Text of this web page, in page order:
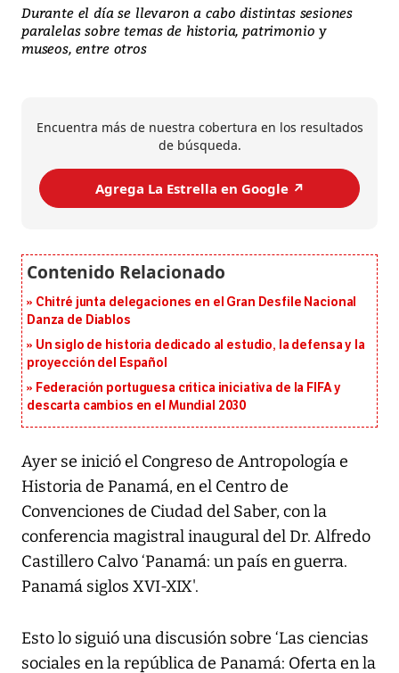
Durante el día se llevaron a cabo distintas sesiones
paralelas sobre temas de historia, patrimonio y
museos, entre otros
Encuentra más de nuestra cobertura en los resultados
de búsqueda.
Agrega La Estrella en Google ↗️
Chitré junta delegaciones en el Gran Desfile Nacional
Danza de Diablos
Un siglo de historia dedicado al estudio, la defensa y la
proyección del Español
Federación portuguesa critica iniciativa de la FIFA y
descarta cambios en el Mundial 2030
Ayer se inició el Congreso de Antropología e
Historia de Panamá, en el Centro de
Convenciones de Ciudad del Saber, con la
conferencia magistral inaugural del Dr. Alfredo
Castillero Calvo ‘Panamá: un país en guerra.
Panamá siglos XVI-XIX'.
Esto lo siguió una discusión sobre ‘Las ciencias
sociales en la república de Panamá: Oferta en la